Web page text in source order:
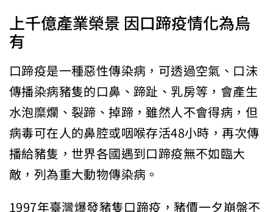
上千億產業榮景 因口蹄疫情化為烏
有
口蹄疫是一種惡性傳染病，可透過空氣、口沫
傳播染病豬隻的口鼻、蹄趾、乳房等，會產生
水泡糜爛、裂蹄、掉蹄，雖然人不會得病，但
病毒可在人的鼻腔或咽喉存活48小時，再次傳
播給豬隻，世界各國遇到口蹄疫無不如臨大
敵，列為重大動物傳染病。